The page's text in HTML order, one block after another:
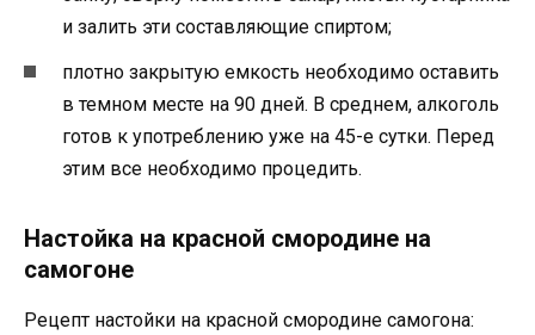
и залить эти составляющие спиртом;
плотно закрытую емкость необходимо оставить
в темном месте на 90 дней. В среднем, алкоголь
готов к употреблению уже на 45-е сутки. Перед
этим все необходимо процедить.
Настойка на красной смородине на
самогоне
Рецепт настойки на красной смородине самогона: